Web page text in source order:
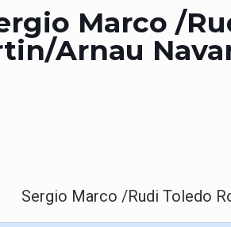
Marco /
Arnau
Sergio Marco /Rudi Toledo